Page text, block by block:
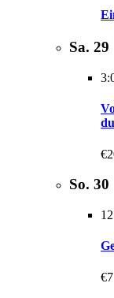
Sa. 29
So. 30
€7